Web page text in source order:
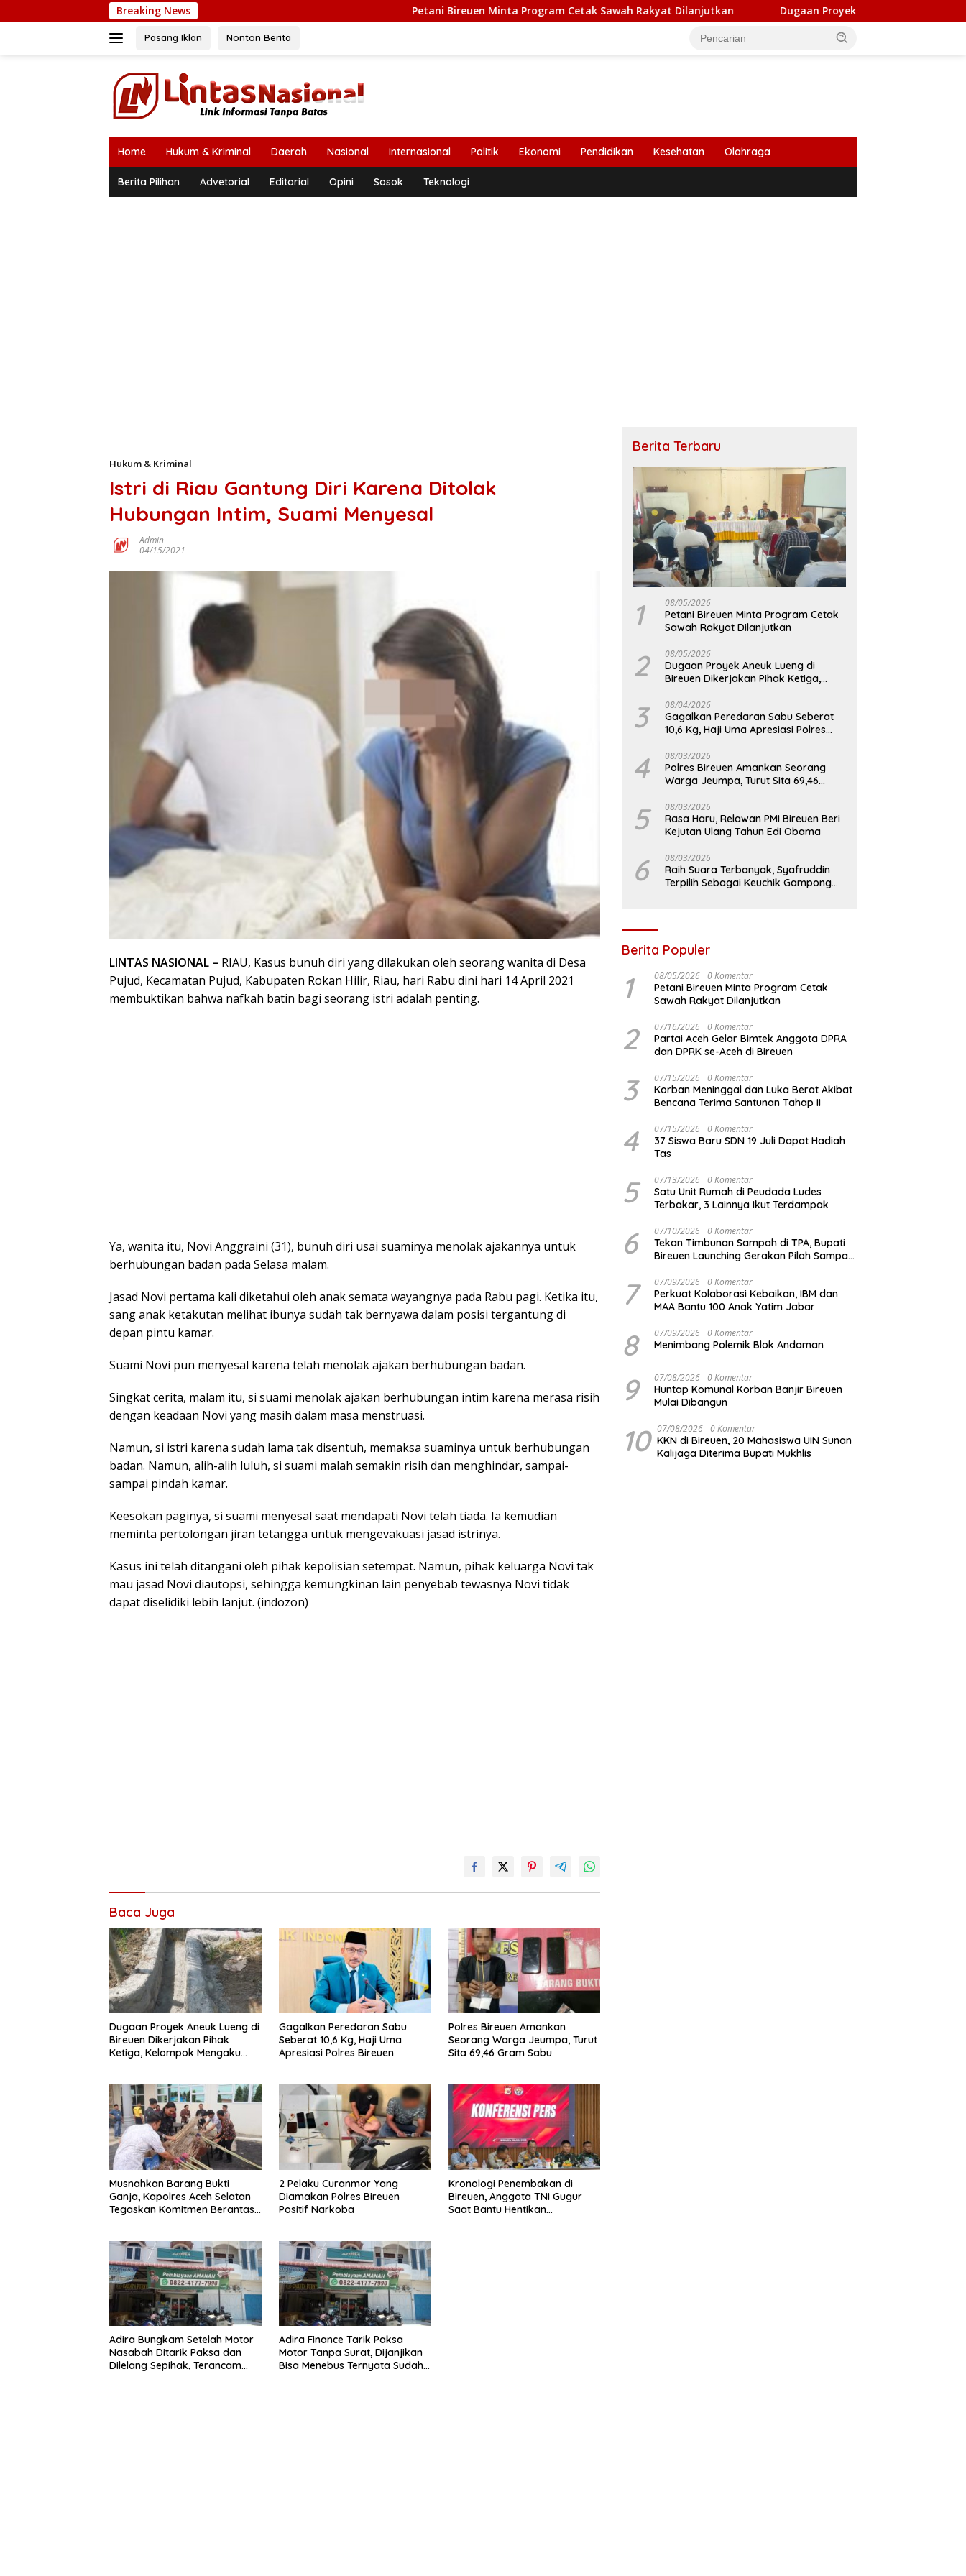
ke
Breaking News Petani Bireuen Minta Program Cetak Sawah Rakyat Dilanjutkan Dugaan Proyek Aneuk Lueng di Bireuen Dikerjakan
Pasang Iklan Nonton Berita
Home Hukum & Kriminal Daerah Nasional Internasional Politik Ekonomi Pendidikan Kesehatan Olahraga
Berita Pilihan Advetorial Editorial Opini Sosok Teknologi
Hukum & Kriminal
Istri di Riau Gantung Diri Karena Ditolak
Hubungan Intim, Suami Menyesal
Admin
04/15/2021
LINTAS NASIONAL – RIAU, Kasus bunuh diri yang dilakukan oleh seorang wanita di Desa
Pujud, Kecamatan Pujud, Kabupaten Rokan Hilir, Riau, hari Rabu dini hari 14 April 2021
membuktikan bahwa nafkah batin bagi seorang istri adalah penting.
Ya, wanita itu, Novi Anggraini (31), bunuh diri usai suaminya menolak ajakannya untuk
berhubungan badan pada Selasa malam.
Jasad Novi pertama kali diketahui oleh anak semata wayangnya pada Rabu pagi. Ketika itu,
sang anak ketakutan melihat ibunya sudah tak bernyawa dalam posisi tergantung di
depan pintu kamar.
Suami Novi pun menyesal karena telah menolak ajakan berhubungan badan.
Singkat cerita, malam itu, si suami menolak ajakan berhubungan intim karena merasa risih
dengan keadaan Novi yang masih dalam masa menstruasi.
Namun, si istri karena sudah lama tak disentuh, memaksa suaminya untuk berhubungan
badan. Namun, alih-alih luluh, si suami malah semakin risih dan menghindar, sampai-
sampai pindah kamar.
Keesokan paginya, si suami menyesal saat mendapati Novi telah tiada. Ia kemudian
meminta pertolongan jiran tetangga untuk mengevakuasi jasad istrinya.
Kasus ini telah ditangani oleh pihak kepolisian setempat. Namun, pihak keluarga Novi tak
mau jasad Novi diautopsi, sehingga kemungkinan lain penyebab tewasnya Novi tidak
dapat diselidiki lebih lanjut. (indozon)
Baca Juga
Dugaan Proyek Aneuk Lueng di
Bireuen Dikerjakan Pihak
Ketiga, Kelompok Mengaku
Gagalkan Peredaran Sabu
Seberat 10,6 Kg, Haji Uma
Apresiasi Polres Bireuen
Polres Bireuen Amankan
Seorang Warga Jeumpa, Turut
Sita 69,46 Gram Sabu
Musnahkan Barang Bukti
Ganja, Kapolres Aceh Selatan
Tegaskan Komitmen Berantas
2 Pelaku Curanmor Yang
Diamakan Polres Bireuen
Positif Narkoba
Kronologi Penembakan di
Bireuen, Anggota TNI Gugur
Saat Bantu Hentikan
Adira Bungkam Setelah Motor
Nasabah Ditarik Paksa dan
Dilelang Sepihak, Terancam
Adira Finance Tarik Paksa
Motor Tanpa Surat, Dijanjikan
Bisa Menebus Ternyata Sudah
Berita Terbaru
1 08/05/2026
Petani Bireuen Minta Program Cetak
Sawah Rakyat Dilanjutkan
2 08/05/2026
Dugaan Proyek Aneuk Lueng di
Bireuen Dikerjakan Pihak Ketiga,
Juta
3 08/04/2026
Gagalkan Peredaran Sabu Seberat
10,6 Kg, Haji Uma Apresiasi Polres
4 08/03/2026
Polres Bireuen Amankan Seorang
Warga Jeumpa, Turut Sita 69,46
5 08/03/2026
Rasa Haru, Relawan PMI Bireuen Beri
Kejutan Ulang Tahun Edi Obama
6 08/03/2026
Raih Suara Terbanyak, Syafruddin
Terpilih Sebagai Keuchik Gampong
Berita Populer
1 08/05/2026 0 Komentar
Petani Bireuen Minta Program Cetak
Sawah Rakyat Dilanjutkan
2 07/16/2026 0 Komentar
Partai Aceh Gelar Bimtek Anggota DPRA
dan DPRK se-Aceh di Bireuen
3 07/15/2026 0 Komentar
Korban Meninggal dan Luka Berat Akibat
Bencana Terima Santunan Tahap II
4 07/15/2026 0 Komentar
37 Siswa Baru SDN 19 Juli Dapat Hadiah
Tas
5 07/13/2026 0 Komentar
Satu Unit Rumah di Peudada Ludes
Terbakar, 3 Lainnya Ikut Terdampak
6 07/10/2026 0 Komentar
Tekan Timbunan Sampah di TPA, Bupati
Bireuen Launching Gerakan Pilah Sampah
7 07/09/2026 0 Komentar
Perkuat Kolaborasi Kebaikan, IBM dan
MAA Bantu 100 Anak Yatim Jabar
8 07/09/2026 0 Komentar
Menimbang Polemik Blok Andaman
9 07/08/2026 0 Komentar
Huntap Komunal Korban Banjir Bireuen
Mulai Dibangun
10 07/08/2026 0 Komentar
KKN di Bireuen, 20 Mahasiswa UIN Sunan